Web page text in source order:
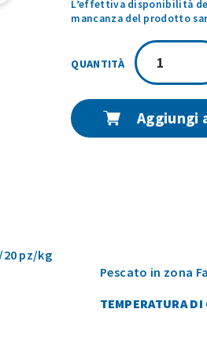
L’effettiva disponibilità
mancanza del prodotto
POLPO
OCEANICO
10/20
quantità
Aggiungi
pz/kg
Pescato in zona
TEMPERATURA